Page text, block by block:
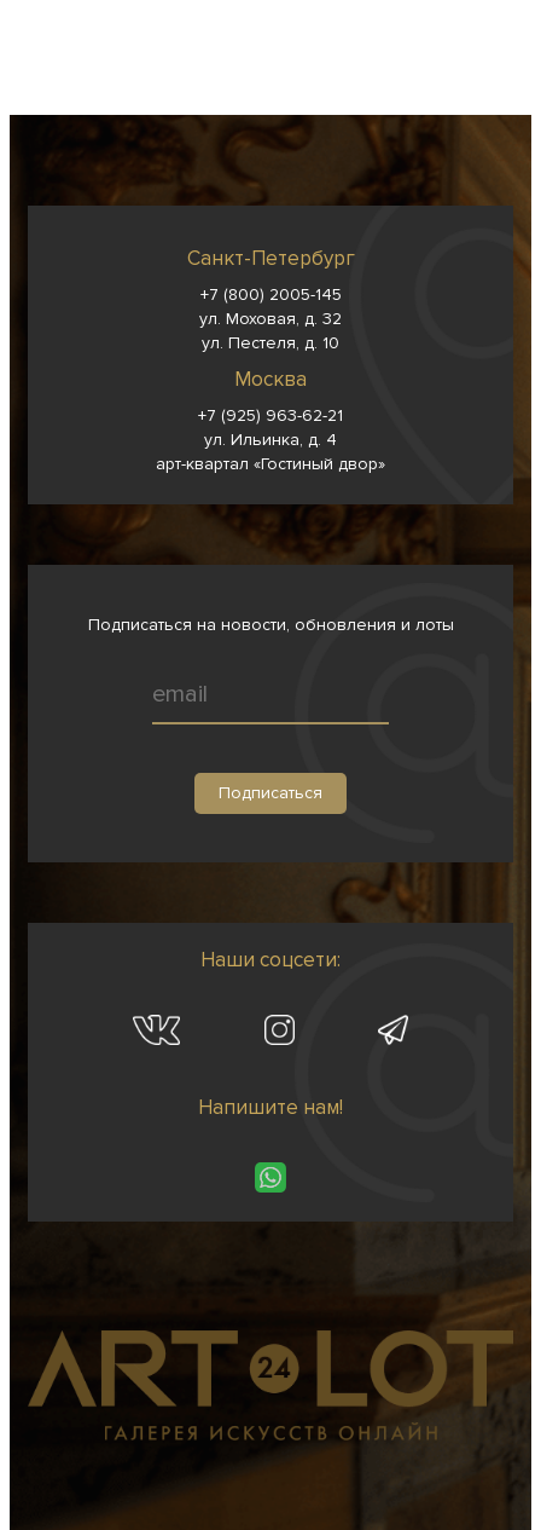
Санкт-Петербург
+7 (800) 2005-145
ул. Моховая, д. 32
ул. Пестеля, д. 10
Москва
+7 (925) 963-62-21
ул. Ильинка, д. 4
арт-квартал «Гостиный двор»
Подписаться на новости, обновления и лоты
Наши соцсети:
Напишите нам!